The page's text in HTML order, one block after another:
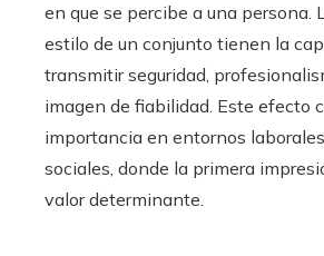
en que se percibe a una persona.
estilo de un conjunto tienen la
transmitir seguridad,
imagen de fiabilidad. Este efecto
importancia en entornos
sociales, donde la primera
valor determinante.